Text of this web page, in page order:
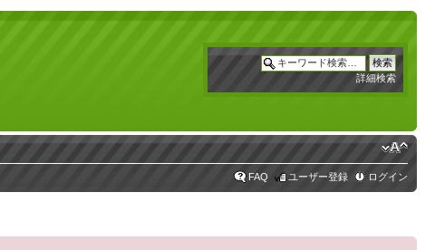
詳細検索
FAQ ユーザー登録 ログイン